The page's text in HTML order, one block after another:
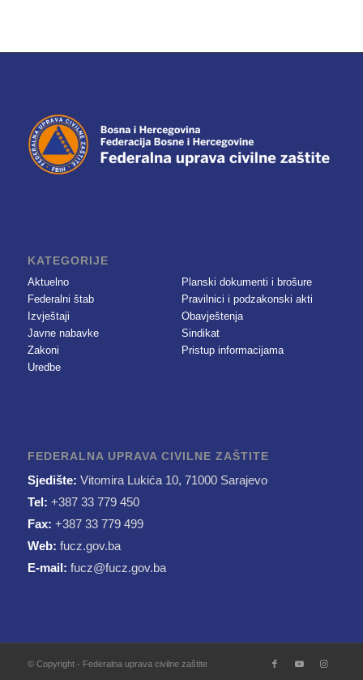
KATEGORIJE
Aktuelno
Federalni štab
Izvještaji
Javne nabavke
Zakoni
Uredbe
Planski dokumenti i brošure
Pravilnici i podzakonski akti
Obavještenja
Sindikat
Pristup informacijama
FEDERALNA UPRAVA CIVILNE ZAŠTITE
Sjedište: Vitomira Lukića 10, 71000 Sarajevo
Tel: +387 33 779 450
Fax: +387 33 779 499
Web: fucz.gov.ba
E-mail: fucz@fucz.gov.ba
© Copyright - Federalna uprava civilne zaštite